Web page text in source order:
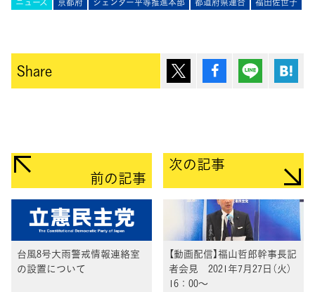
Share ポスト シェア Lineで送
前の記事
台風8号大雨警戒情報連絡室
の設置について
次の記事
【動画配信】福山哲郎幹事長記
者会見 2021年7月27日（火）
16：00～